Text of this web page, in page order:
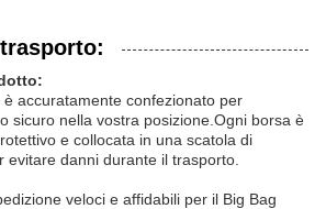
è accuratamente confezionato per
sicuro nella vostra posizione.Ogni borsa è
e collocata in una scatola di
evitare danni durante il trasporto.
veloci e affidabili per il Big Bag